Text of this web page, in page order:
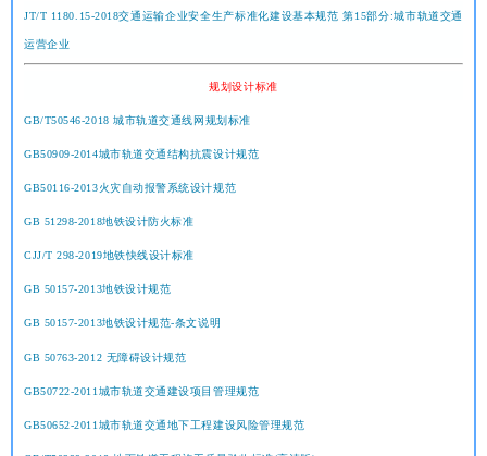
JT/T 1180.15-2018交通运输企业安全生产标准化建设基本规范 第15部分:城市轨道交通
运营企业
规划设计标准
GB/T50546-2018 城市轨道交通线网规划标准
GB50909-2014城市轨道交通结构抗震设计规范
GB50116-2013火灾自动报警系统设计规范
GB 51298-2018地铁设计防火标准
CJJ/T 298-2019地铁快线设计标准
GB 50157-2013地铁设计规范
GB 50157-2013地铁设计规范-条文说明
GB 50763-2012 无障碍设计规范
GB50722-2011城市轨道交通建设项目管理规范
GB50652-2011城市轨道交通地下工程建设风险管理规范